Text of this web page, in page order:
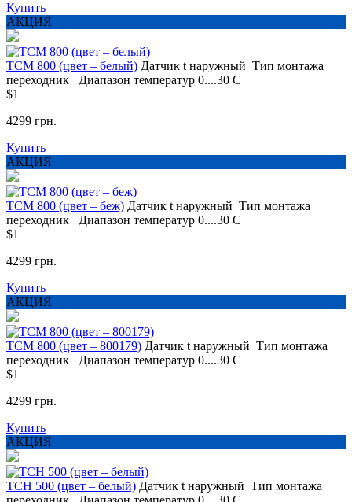
Купить
АКЦИЯ
ТСМ 800 (цвет – белый) Датчик t наружный Тип монтажа
переходник
Диапазон температур 0....30 С
$1
4299 грн.
Купить
АКЦИЯ
ТСМ 800 (цвет – беж) Датчик t наружный Тип монтажа
переходник
Диапазон температур 0....30 С
$1
4299 грн.
Купить
АКЦИЯ
ТСМ 800 (цвет – 800179) Датчик t наружный Тип монтажа
переходник
Диапазон температур 0....30 С
$1
4299 грн.
Купить
АКЦИЯ
TCH 500 (цвет – белый) Датчик t наружный Тип монтажа